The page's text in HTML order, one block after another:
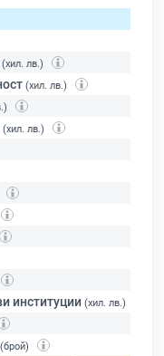
(хил. лв.)
(хил. лв.)
(хил. лв.)
институции (хил. лв.)
(брой)